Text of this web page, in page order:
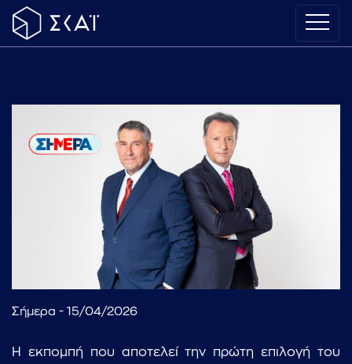
Σήμερα - 15/04/2026
Η εκπομπή που αποτελεί την πρώτη επιλογή του